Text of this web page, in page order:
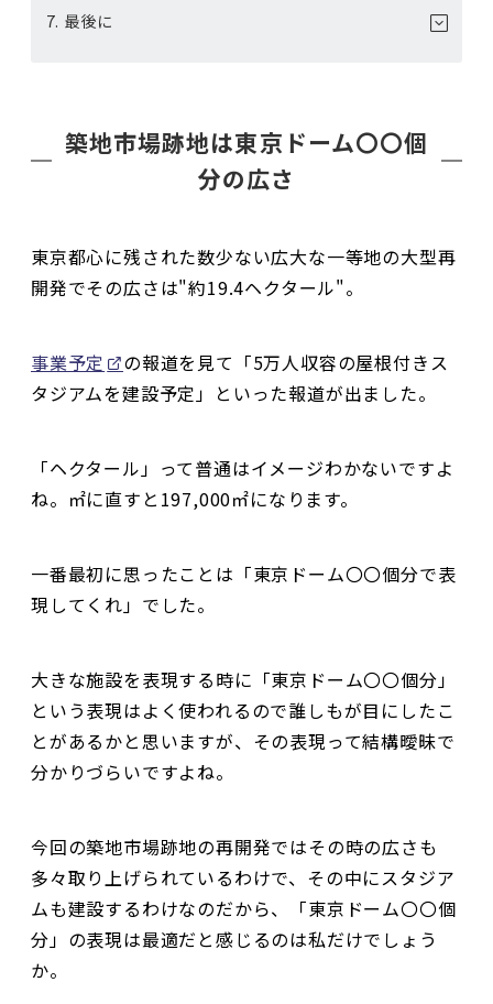
最後に
築地市場跡地は東京ドーム〇〇個
分の広さ
東京都心に残された数少ない広大な一等地の大型再
開発でその広さは"約19.4ヘクタール"。
事業予定
の報道を見て「5万人収容の屋根付きス
タジアムを建設予定」といった報道が出ました。
「ヘクタール」って普通はイメージわかないですよ
ね。㎡に直すと197,000㎡になります。
一番最初に思ったことは「東京ドーム〇〇個分で表
現してくれ」でした。
大きな施設を表現する時に「東京ドーム〇〇個分」
という表現はよく使われるので誰しもが目にしたこ
とがあるかと思いますが、その表現って結構曖昧で
分かりづらいですよね。
今回の築地市場跡地の再開発ではその時の広さも
多々取り上げられているわけで、その中にスタジア
ムも建設するわけなのだから、「東京ドーム〇〇個
分」の表現は最適だと感じるのは私だけでしょう
か。